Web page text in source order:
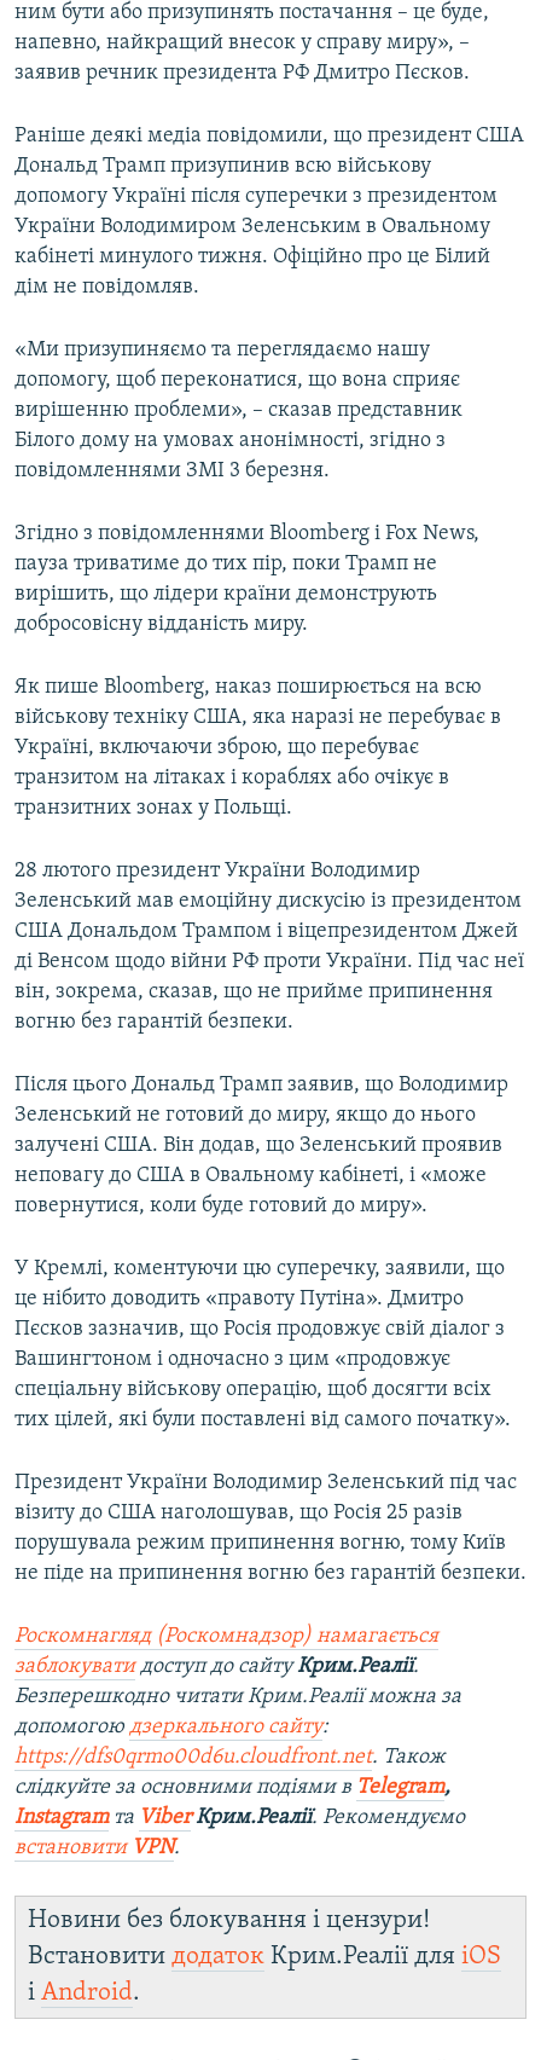
ним бути або призупинять постачання – це буде,
напевно, найкращий внесок у справу миру», –
заявив речник президента РФ Дмитро Пєсков.
Раніше деякі медіа повідомили, що президент США
Дональд Трамп призупинив всю військову
допомогу Україні після суперечки з президентом
України Володимиром Зеленським в Овальному
кабінеті минулого тижня. Офіційно про це Білий
дім не повідомляв.
«Ми призупиняємо та переглядаємо нашу
допомогу, щоб переконатися, що вона сприяє
вирішенню проблеми», – сказав представник
Білого дому на умовах анонімності, згідно з
повідомленнями ЗМІ 3 березня.
Згідно з повідомленнями Bloomberg і Fox News,
пауза триватиме до тих пір, поки Трамп не
вирішить, що лідери країни демонструють
добросовісну відданість миру.
Як пише Bloomberg, наказ поширюється на всю
військову техніку США, яка наразі не перебуває в
Україні, включаючи зброю, що перебуває
транзитом на літаках і кораблях або очікує в
транзитних зонах у Польщі.
28 лютого президент України Володимир
Зеленський мав емоційну дискусію із президентом
США Дональдом Трампом і віцепрезидентом Джей
ді Венсом щодо війни РФ проти України. Під час неї
він, зокрема, сказав, що не прийме припинення
вогню без гарантій безпеки.
Після цього Дональд Трамп заявив, що Володимир
Зеленський не готовий до миру, якщо до нього
залучені США. Він додав, що Зеленський проявив
неповагу до США в Овальному кабінеті, і «може
повернутися, коли буде готовий до миру».
У Кремлі, коментуючи цю суперечку, заявили, що
це нібито доводить «правоту Путіна». Дмитро
Пєсков зазначив, що Росія продовжує свій діалог з
Вашингтоном і одночасно з цим «продовжує
спеціальну військову операцію, щоб досягти всіх
тих цілей, які були поставлені від самого початку».
Президент України Володимир Зеленський під час
візиту до США наголошував, що Росія 25 разів
порушувала режим припинення вогню, тому Київ
не піде на припинення вогню без гарантій безпеки.
Роскомнагляд (Роскомнадзор) намагається
заблокуватидоступ до сайтуКрим.Реалії.
Безперешкодно читати Крим.Реалії можна за
допомогою дзеркального сайту:
https://dfs0qrmo00d6u.cloudfront.net. Також
слідкуйте за основними подіями в Telegram,
Instagramта ViberКрим.Реалії. Рекомендуємо
встановити VPN.
Новини без блокування і цензури!
Встановити додаток Крим.Реалії для iOS
і Android.